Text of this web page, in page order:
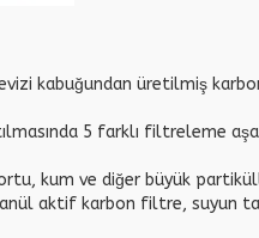
kabuğundan üretilmiş
5 farklı filtreleme
kum ve diğer büyük
aktif karbon filtre, suyun